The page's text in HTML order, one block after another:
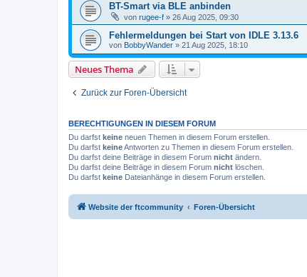
BT-Smart via BLE anbinden
von rugee-f » 26 Aug 2025, 09:30
Fehlermeldungen bei Start von IDLE 3.13.6
von BobbyWander » 21 Aug 2025, 18:10
Neues Thema
Zurück zur Foren-Übersicht
BERECHTIGUNGEN IN DIESEM FORUM
Du darfst keine neuen Themen in diesem Forum erstellen.
Du darfst keineAntworten zu Themen in diesem Forum erstellen.
Du darfst deine Beiträge in diesem Forum nicht ändern.
Du darfst deine Beiträge in diesem Forum nicht löschen.
Du darfst keine Dateianhänge in diesem Forum erstellen.
Website der ftcommunity Foren-Übersicht